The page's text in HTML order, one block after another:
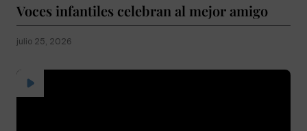
Voces infantiles celebran al mejor amigo
julio 25, 2026